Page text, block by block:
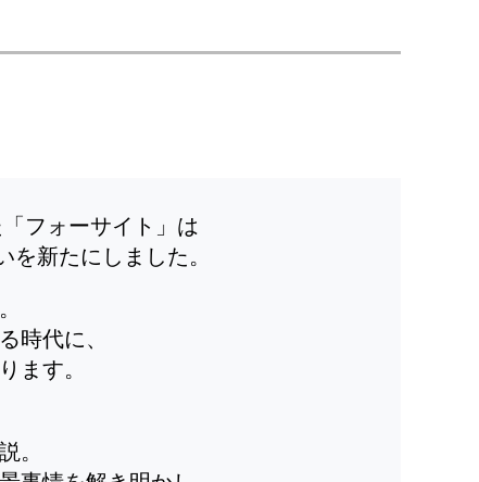
フォーサイト」は
新たにしました。
時代に、
ます。
。